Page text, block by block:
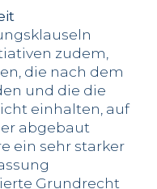
zudem,
die nach dem
und die die
einhalten, auf
abgebaut
ein sehr starker
Grundrecht